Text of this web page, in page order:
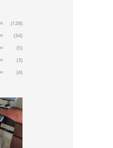
(128)
(34)
(5)
(3)
(4)